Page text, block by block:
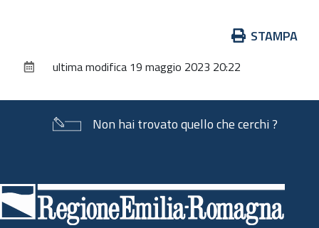
documento
STAMPA
ultima modifica 19 maggio 2023 20:22
Non hai trovato quello che cerchi ?
di
pagina